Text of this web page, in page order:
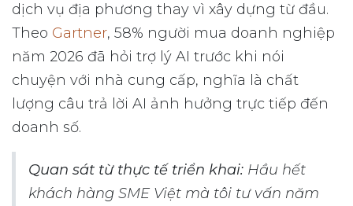
dịch vụ địa phương thay vì xây dựng từ đầu.
Theo Gartner, 58% người mua doanh nghiệp
năm 2026 đã hỏi trợ lý AI trước khi nói
chuyện với nhà cung cấp, nghĩa là chất
lượng câu trả lời AI ảnh hưởng trực tiếp đến
doanh số.
Quan sát từ thực tế triển khai: Hầu hết
khách hàng SME Việt mà tôi tư vấn năm